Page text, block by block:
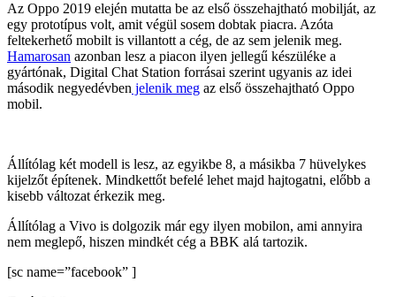
Az Oppo 2019 elején mutatta be az első összehajtható mobilját, az
egy prototípus volt, amit végül sosem dobtak piacra. Azóta
feltekerhető mobilt is villantott a cég, de az sem jelenik meg.
Hamarosan azonban lesz a piacon ilyen jellegű készüléke a
gyártónak, Digital Chat Station forrásai szerint ugyanis az idei
második negyedévben jelenik meg az első összehajtható Oppo
mobil.
Állítólag két modell is lesz, az egyikbe 8, a másikba 7 hüvelykes
kijelzőt építenek. Mindkettőt befelé lehet majd hajtogatni, előbb a
kisebb változat érkezik meg.
Állítólag a Vivo is dolgozik már egy ilyen mobilon, ami annyira
nem meglepő, hiszen mindkét cég a BBK alá tartozik.
[sc name=”facebook” ]